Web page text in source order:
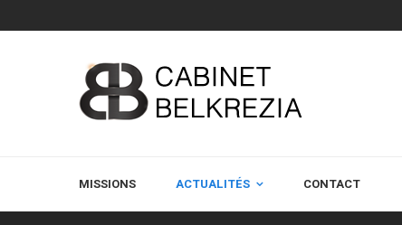
MISSIONS ACTUALITÉS CONTACT